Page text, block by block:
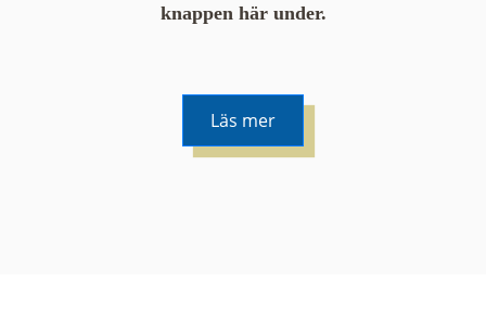
knappen här under.
Läs mer